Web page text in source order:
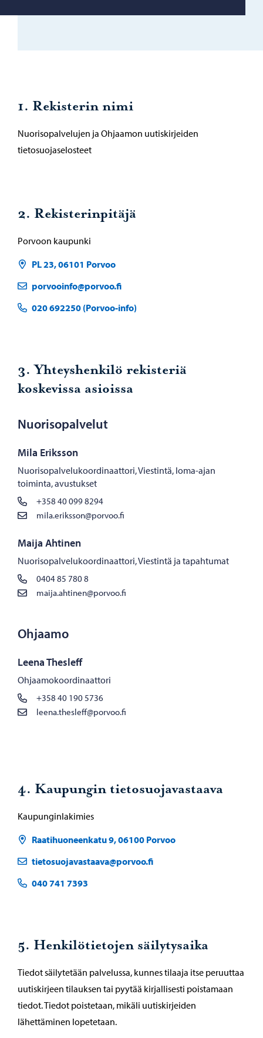
1. Rekisterin nimi
Nuorisopalvelujen ja Ohjaamon uutiskirjeiden
tietosuojaselosteet
2. Rekisterinpitäjä
Porvoon kaupunki
PL 23, 06101 Porvoo
porvooinfo@porvoo.fi
020 692250 (Porvoo-info)
3. Yhteyshenkilö rekisteriä
koskevissa asioissa
Nuorisopalvelut
Mila Eriksson
Nuorisopalvelukoordinaattori, Viestintä, loma-ajan
toiminta, avustukset
+358 40 099 8294
mila.eriksson@porvoo.fi
Maija Ahtinen
Nuorisopalvelukoordinaattori, Viestintä ja tapahtumat
0404 85 780 8
maija.ahtinen@porvoo.fi
Ohjaamo
Leena Thesleff
Ohjaamokoordinaattori
+358 40 190 5736
leena.thesleff@porvoo.fi
4. Kaupungin tietosuojavastaava
Kaupunginlakimies
Raatihuoneenkatu 9, 06100 Porvoo
tietosuojavastaava@porvoo.fi
040 741 7393
5. Henkilötietojen säilytysaika
Tiedot säilytetään palvelussa, kunnes tilaaja itse peruuttaa
uutiskirjeen tilauksen tai pyytää kirjallisesti poistamaan
tiedot. Tiedot poistetaan, mikäli uutiskirjeiden
lähettäminen lopetetaan.